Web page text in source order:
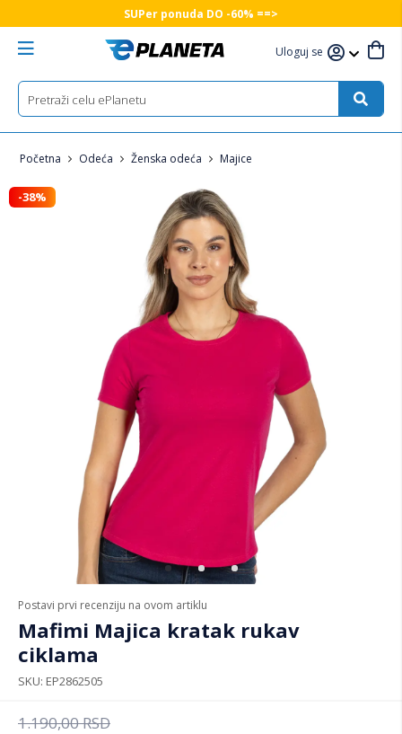
SUPer ponuda DO -60% ==>
Uloguj se
Početna Odeća Ženska odeća Majice
Postavi prvi recenziju na ovom artiklu
Mafimi Majica kratak rukav
ciklama
SKU EP2862505
1.190,00RSD
-38%